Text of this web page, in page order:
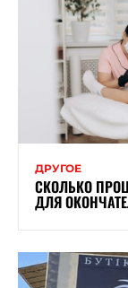
ДРУГОЕ
СКОЛЬКО
ДЛЯ